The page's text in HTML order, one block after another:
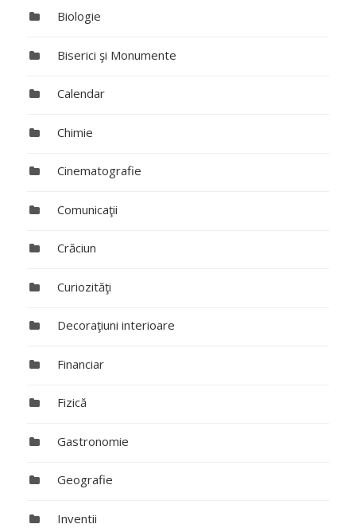
Biologie
Biserici şi Monumente
Calendar
Chimie
Cinematografie
Comunicaţii
Crăciun
Curiozităţi
Decoraţiuni interioare
Financiar
Fizică
Gastronomie
Geografie
Inventii